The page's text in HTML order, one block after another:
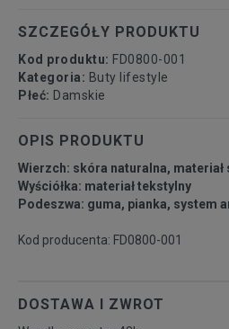
38 24 cm
39 25 cm
SZCZEGÓŁY PRODUKTU
Kod produktu: FD0800-001
Kategoria: Buty lifestyle
Płeć: Damskie
OPIS PRODUKTU
Wierzch: skóra naturalna, materiał
Wyściółka: materiał tekstylny
Podeszwa: guma, pianka, system
Kod producenta: FD0800-001
DOSTAWA I ZWROT